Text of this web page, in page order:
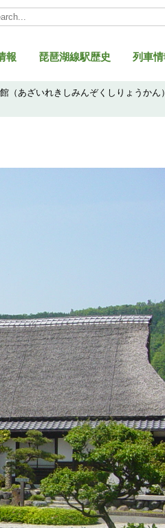
報 琵琶湖線駅歴史 列車
（あざいれきしみんぞくしりょうかん